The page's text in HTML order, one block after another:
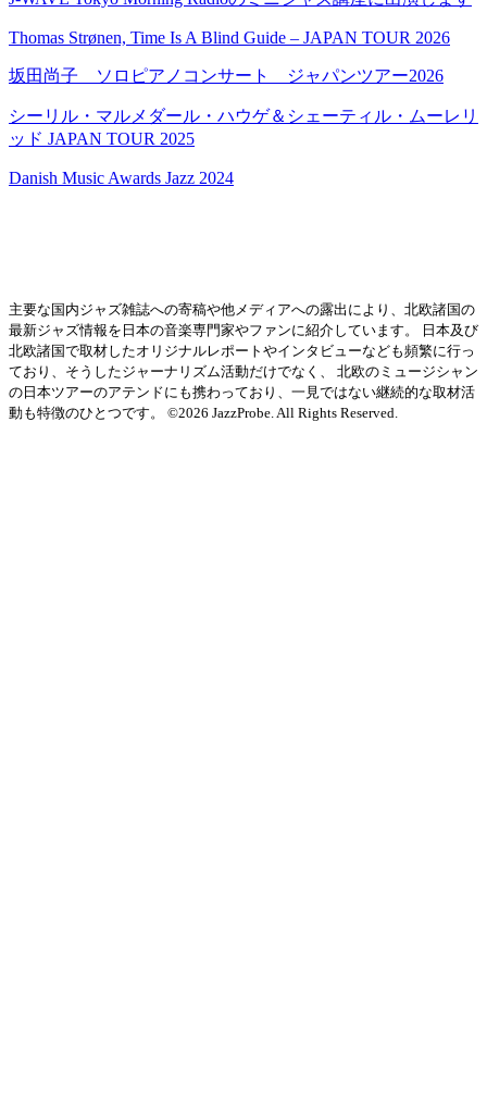
Thomas Strønen, Time Is A Blind Guide – JAPAN TOUR 2026
坂田尚子 ソロピアノコンサート ジャパンツアー2026
シーリル・マルメダール・ハウゲ＆シェーティル・ムーレリ
ッド JAPAN TOUR 2025
Danish Music Awards Jazz 2024
主要な国内ジャズ雑誌への寄稿や他メディアへの露出により、北欧諸国の
最新ジャズ情報を日本の音楽専門家やファンに紹介しています。 日本及び
北欧諸国で取材したオリジナルレポートやインタビューなども頻繁に行っ
ており、そうしたジャーナリズム活動だけでなく、 北欧のミュージシャン
の日本ツアーのアテンドにも携わっており、一見ではない継続的な取材活
動も特徴のひとつです。 ©2026 JazzProbe. All Rights Reserved.